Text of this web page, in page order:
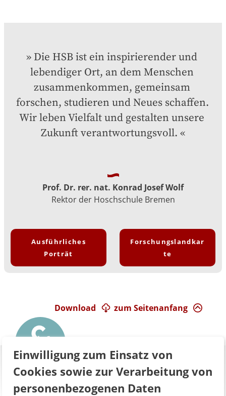
Die HSB ist ein inspirierender und
lebendiger Ort, an dem Menschen
zusammenkommen, gemeinsam
forschen, studieren und Neues schaffen.
Wir leben Vielfalt und gestalten unsere
Zukunft verantwortungsvoll.
Prof. Dr. rer. nat. Konrad Josef Wolf
Rektor der Hoschschule Bremen
Ausführliches
Porträt
Forschungslandkar
te
zum Seitenanfang
Download
Einwilligung zum Einsatz von
Cookies sowie zur Verarbeitung von
personenbezogenen Daten